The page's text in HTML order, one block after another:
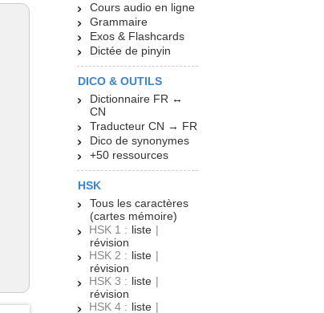
Cours audio en ligne
Grammaire
Exos & Flashcards
Dictée de pinyin
DICO & OUTILS
Dictionnaire FR ↔
CN
Traducteur CN → FR
Dico de synonymes
+50 ressources
HSK
Tous les caractères
(cartes mémoire)
HSK 1 : liste |
révision
HSK 2 : liste |
révision
HSK 3 : liste |
révision
HSK 4 : liste |